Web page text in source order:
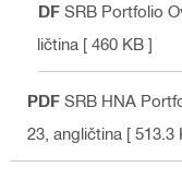
PDF SRB Portfolio
gličtina [ 460 KB ]
PDF SRB HNA
23 , angličtina [ 513.3